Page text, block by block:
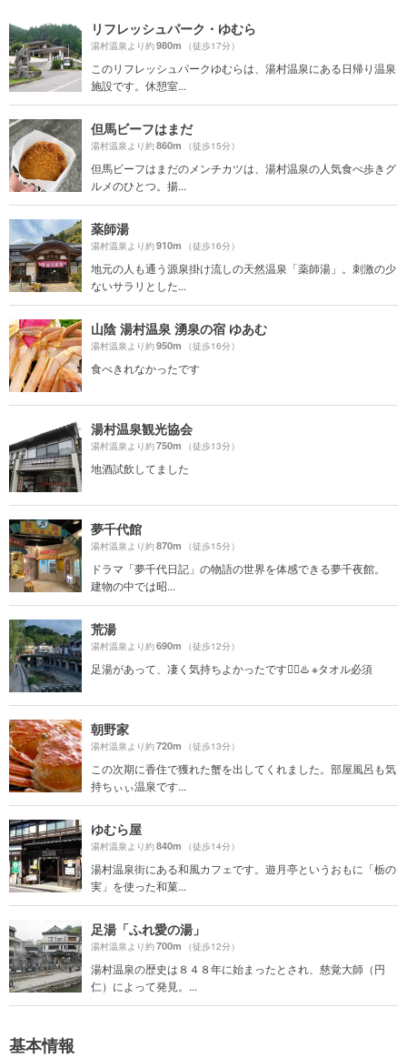
リフレッシュパーク・ゆむら
湯村温泉より約980m （徒歩17分）
このリフレッシュパークゆむらは、湯村温泉にある日帰り温泉
施設です。休憩室...
但馬ビーフはまだ
湯村温泉より約860m （徒歩15分）
但馬ビーフはまだのメンチカツは、湯村温泉の人気食べ歩きグ
ルメのひとつ。揚...
薬師湯
湯村温泉より約910m （徒歩16分）
地元の人も通う源泉掛け流しの天然温泉「薬師湯」。刺激の少
ないサラリとした...
山陰 湯村温泉 湧泉の宿 ゆあむ
湯村温泉より約950m （徒歩16分）
食べきれなかったです
湯村温泉観光協会
湯村温泉より約750m （徒歩13分）
地酒試飲してました
夢千代館
湯村温泉より約870m （徒歩15分）
ドラマ「夢千代日記」の物語の世界を体感できる夢千夜館。
建物の中では昭...
荒湯
湯村温泉より約690m （徒歩12分）
足湯があって、凄く気持ちよかったです😮‍💨♨️ ※タオル必須
朝野家
湯村温泉より約720m （徒歩13分）
この次期に香住で獲れた蟹を出してくれました。部屋風呂も気
持ちぃぃ温泉です...
ゆむら屋
湯村温泉より約840m （徒歩14分）
湯村温泉街にある和風カフェです。遊月亭というおもに「栃の
実」を使った和菓...
足湯「ふれ愛の湯」
湯村温泉より約700m （徒歩12分）
湯村温泉の歴史は８４８年に始まったとされ、慈覚大師（円
仁）によって発見。...
基本情報